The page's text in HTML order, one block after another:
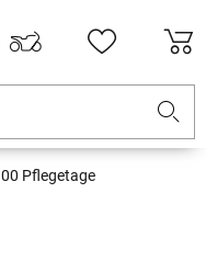
Pflegetage